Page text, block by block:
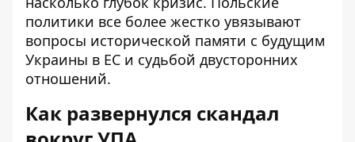
политики все более жестко увязывают
вопросы исторической памяти с будущим
Украины в ЕС и судьбой двусторонних
отношений.
Как развернулся скандал